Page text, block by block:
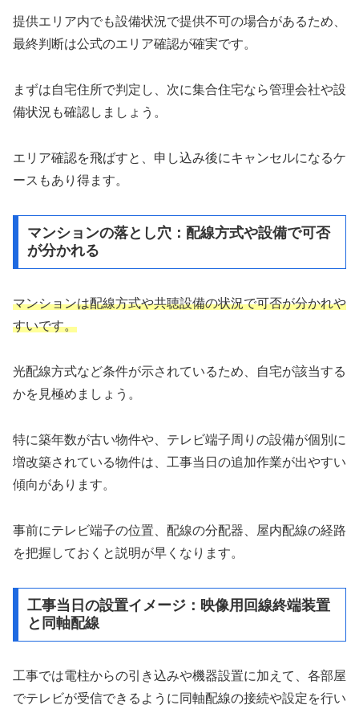
提供エリア内でも設備状況で提供不可の場合があるため、
最終判断は公式のエリア確認が確実です。
まずは自宅住所で判定し、次に集合住宅なら管理会社や設
備状況も確認しましょう。
エリア確認を飛ばすと、申し込み後にキャンセルになるケ
ースもあり得ます。
マンションの落とし穴：配線方式や設備で可否
が分かれる
マンションは配線方式や共聴設備の状況で可否が分かれや
すいです。
光配線方式など条件が示されているため、自宅が該当する
かを見極めましょう。
特に築年数が古い物件や、テレビ端子周りの設備が個別に
増改築されている物件は、工事当日の追加作業が出やすい
傾向があります。
事前にテレビ端子の位置、配線の分配器、屋内配線の経路
を把握しておくと説明が早くなります。
工事当日の設置イメージ：映像用回線終端装置
と同軸配線
工事では電柱からの引き込みや機器設置に加えて、各部屋
でテレビが受信できるように同軸配線の接続や設定を行い